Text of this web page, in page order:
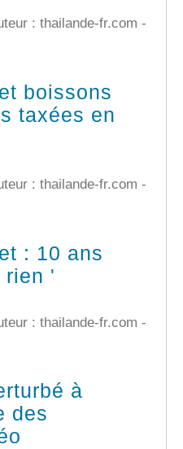
: thailande-fr.com -
boissons
taxées en
: thailande-fr.com -
: 10 ans
rien '
: thailande-fr.com -
à
des